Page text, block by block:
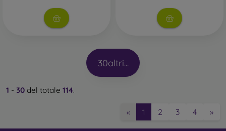
30altri...
1 - 30 del totale 114.
« 1 2 3 4 »